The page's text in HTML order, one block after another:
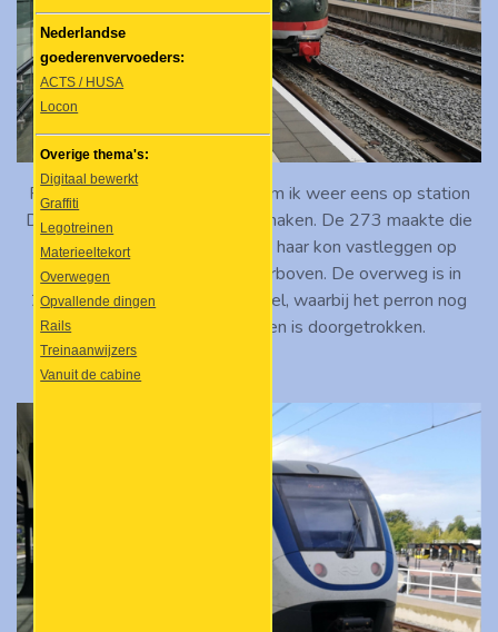
Pas op 27 augustus 2021 kwam ik weer eens op station
Driebergen-Zeist om foto's te maken. De 273 maakte die
dag een speciale rit, waarbij ik haar kon vastleggen op
praktisch dezelfde plek als hierboven. De overweg is in
2018 vervangen door een tunnel, waarbij het perron nog
een stuk richting het oosten is doorgetrokken.
Nederlandse
goederenvervoeders:
ACTS / HUSA
Locon
Overige thema's:
Digitaal bewerkt
Graffiti
Legotreinen
Materieeltekort
Overwegen
Opvallende dingen
Rails
Treinaanwijzers
Vanuit de cabine